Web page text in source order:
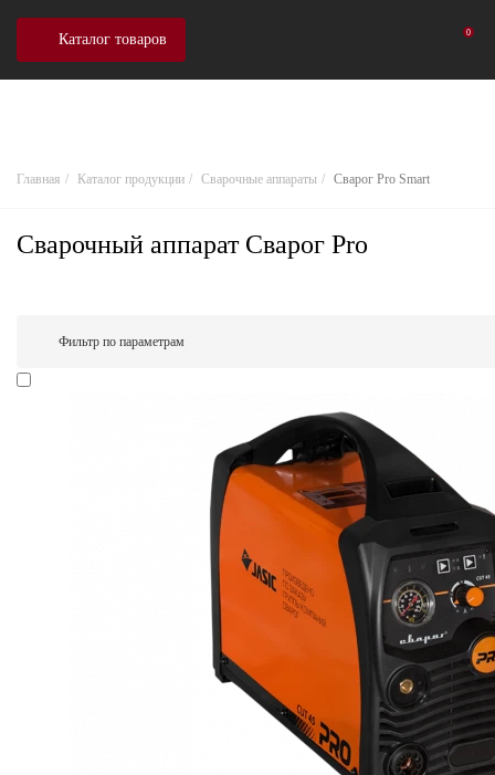
Каталог товаров 0
Главная Каталог продукции Сварочные аппараты Сварог Pro Smart
Сварочный аппарат Сварог Pro
Фильтр по параметрам